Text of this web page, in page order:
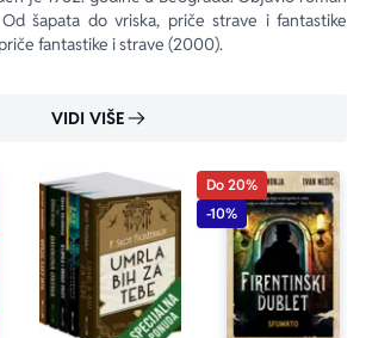
šapata do vriska, priče strave i fantastike
fantastike i strave (2000).
VIDI VIŠE
Do 20%
-10%